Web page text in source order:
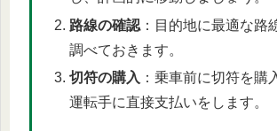
路線の確認：目的地に最適な路
調べておきます。
切符の購入 ：乗車前に切符を購
運転手に直接支払いをします。